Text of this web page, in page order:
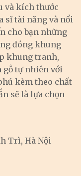
và kích thước
sĩ tài năng và nổi
cho bạn những
đóng khung
khung tranh,
tự nhiên với
kèm theo chất
sẽ là lựa chọn
Trì, Hà Nội